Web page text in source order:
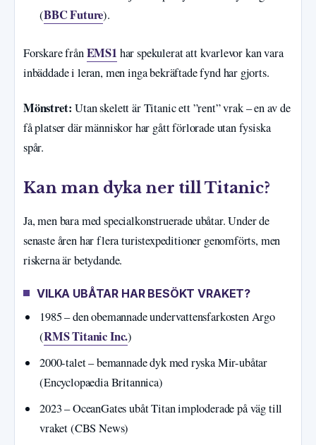
(BBC Future).
Forskare frånEMS1har spekulerat att kvarlevor kan vara
inbäddade i leran, men inga bekräftade fynd har gjorts.
Mönstret: Utan skelett är Titanic ett ”rent” vrak – en av de
få platser där människor har gått förlorade utan fysiska
spår.
Kan man dyka ner till Titanic?
Ja, men bara med specialkonstruerade ubåtar. Under de
senaste åren har flera turistexpeditioner genomförts, men
riskerna är betydande.
VILKA UBÅTAR HAR BESÖKT VRAKET?
1985 – den obemannade undervattensfarkosten Argo
(RMS Titanic Inc.)
2000-talet – bemannade dyk med ryska Mir-ubåtar
(Encyclopaedia Britannica)
2023 – OceanGates ubåt Titan imploderade på väg till
vraket (CBS News)